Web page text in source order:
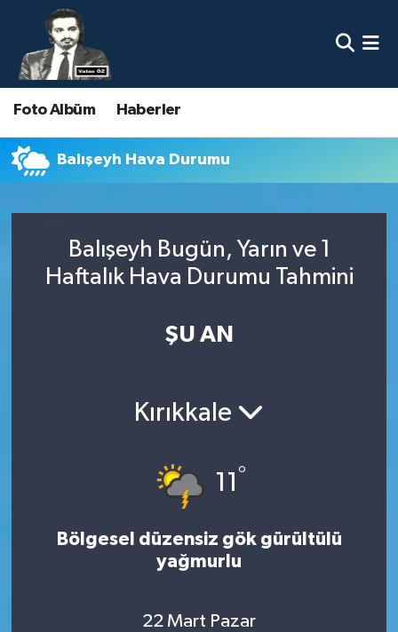
Foto Albüm Haberler
Balışeyh Hava Durumu
Balışeyh Bugün, Yarın ve 1
Haftalık Hava Durumu Tahmini
ŞU AN
Kırıkkale
11°
Bölgesel düzensiz gök gürültülü
yağmurlu
22 Mart Pazar
Nöbetçi Eczaneler
Hava Durumu
Namaz Vakitleri
Süper Lig Puan Durumu ve Fikstür
Son Dakika Haberleri